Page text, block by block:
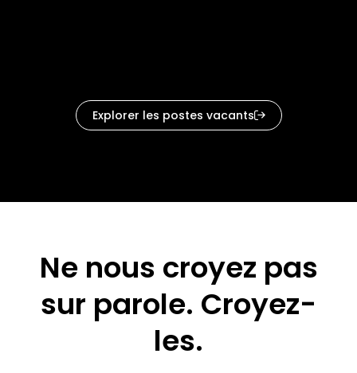
« Je tiens à souligner le travail incroyable de Taylor et
Daniel. L'énergie qu'ils apportent est incroyable et
permet une plus grande implication de nos
Explorer les postes vacants
Ne nous croyez pas
sur parole. Croyez-
les.